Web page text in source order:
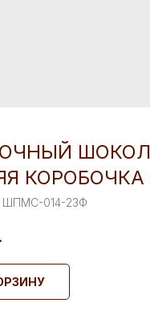
КОРОБОЧКА
ШПМС-014-23Ф